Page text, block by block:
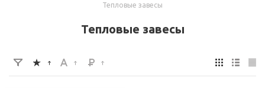
Тепловые завесы
Тепловые завесы